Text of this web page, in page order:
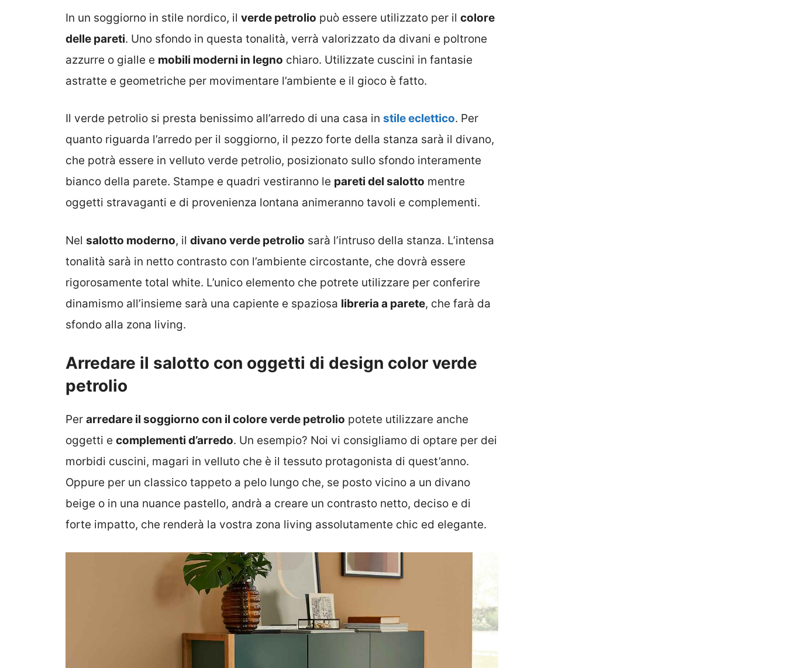
In un soggiorno in stile nordico, il verde petrolio può essere utilizzato per il colore
delle pareti. Uno sfondo in questa tonalità, verrà valorizzato da divani e poltrone
azzurre o gialle e mobili moderni in legno chiaro. Utilizzate cuscini in fantasie
astratte e geometriche per movimentare l’ambiente e il gioco è fatto.
Il verde petrolio si presta benissimo all’arredo di una casa in stile eclettico. Per
quanto riguarda l’arredo per il soggiorno, il pezzo forte della stanza sarà il divano,
che potrà essere in velluto verde petrolio, posizionato sullo sfondo interamente
bianco della parete. Stampe e quadri vestiranno le pareti del salotto mentre
oggetti stravaganti e di provenienza lontana animeranno tavoli e complementi.
Nel salotto moderno, il divano verde petrolio sarà l’intruso della stanza. L’intensa
tonalità sarà in netto contrasto con l’ambiente circostante, che dovrà essere
rigorosamente total white. L’unico elemento che potrete utilizzare per conferire
dinamismo all’insieme sarà una capiente e spaziosa libreria a parete, che farà da
sfondo alla zona living.
Arredare il salotto con oggetti di design color verde
petrolio
Per arredare il soggiorno con il colore verde petrolio potete utilizzare anche
oggetti e complementi d’arredo. Un esempio? Noi vi consigliamo di optare per dei
morbidi cuscini, magari in velluto che è il tessuto protagonista di quest’anno.
Oppure per un classico tappeto a pelo lungo che, se posto vicino a un divano
beige o in una nuance pastello, andrà a creare un contrasto netto, deciso e di
forte impatto, che renderà la vostra zona living assolutamente chic ed elegante.